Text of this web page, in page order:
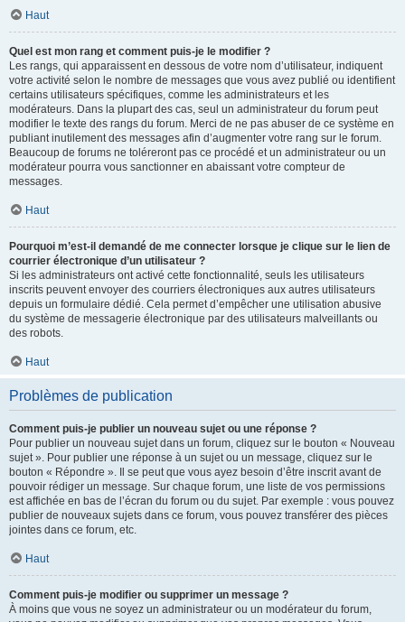
Haut
Quel est mon rang et comment puis-je le modifier ?
Les rangs, qui apparaissent en dessous de votre nom d’utilisateur, indiquent
votre activité selon le nombre de messages que vous avez publié ou identifient
certains utilisateurs spécifiques, comme les administrateurs et les
modérateurs. Dans la plupart des cas, seul un administrateur du forum peut
modifier le texte des rangs du forum. Merci de ne pas abuser de ce système en
publiant inutilement des messages afin d’augmenter votre rang sur le forum.
Beaucoup de forums ne toléreront pas ce procédé et un administrateur ou un
modérateur pourra vous sanctionner en abaissant votre compteur de
messages.
Haut
Pourquoi m’est-il demandé de me connecter lorsque je clique sur le lien de
courrier électronique d’un utilisateur ?
Si les administrateurs ont activé cette fonctionnalité, seuls les utilisateurs
inscrits peuvent envoyer des courriers électroniques aux autres utilisateurs
depuis un formulaire dédié. Cela permet d’empêcher une utilisation abusive
du système de messagerie électronique par des utilisateurs malveillants ou
des robots.
Haut
Problèmes de publication
Comment puis-je publier un nouveau sujet ou une réponse ?
Pour publier un nouveau sujet dans un forum, cliquez sur le bouton « Nouveau
sujet ». Pour publier une réponse à un sujet ou un message, cliquez sur le
bouton « Répondre ». Il se peut que vous ayez besoin d’être inscrit avant de
pouvoir rédiger un message. Sur chaque forum, une liste de vos permissions
est affichée en bas de l’écran du forum ou du sujet. Par exemple : vous pouvez
publier de nouveaux sujets dans ce forum, vous pouvez transférer des pièces
jointes dans ce forum, etc.
Haut
Comment puis-je modifier ou supprimer un message ?
À moins que vous ne soyez un administrateur ou un modérateur du forum,